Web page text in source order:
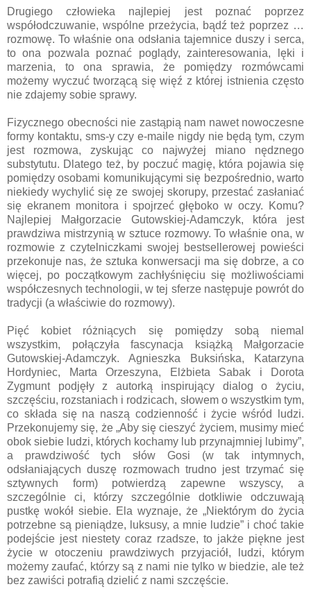
Drugiego człowieka najlepiej jest poznać poprzez
współodczuwanie, wspólne przeżycia, bądź też poprzez …
rozmowę. To właśnie ona odsłania tajemnice duszy i serca,
to ona pozwala poznać poglądy, zainteresowania, lęki i
marzenia, to ona sprawia, że pomiędzy rozmówcami
możemy wyczuć tworzącą się więź z której istnienia często
nie zdajemy sobie sprawy.
Fizycznego obecności nie zastąpią nam nawet nowoczesne
formy kontaktu, sms-y czy e-maile nigdy nie będą tym, czym
jest rozmowa, zyskując co najwyżej miano nędznego
substytutu. Dlatego też, by poczuć magię, która pojawia się
pomiędzy osobami komunikującymi się bezpośrednio, warto
niekiedy wychylić się ze swojej skorupy, przestać zasłaniać
się ekranem monitora i spojrzeć głęboko w oczy. Komu?
Najlepiej Małgorzacie Gutowskiej-Adamczyk, która jest
prawdziwa mistrzynią w sztuce rozmowy. To właśnie ona, w
rozmowie z czytelniczkami swojej bestsellerowej powieści
przekonuje nas, że sztuka konwersacji ma się dobrze, a co
więcej, po początkowym zachłyśnięciu się możliwościami
współczesnych technologii, w tej sferze następuje powrót do
tradycji (a właściwie do rozmowy).
Pięć kobiet różniących się pomiędzy sobą niemal
wszystkim, połączyła fascynacja książką Małgorzacie
Gutowskiej-Adamczyk. Agnieszka Buksińska, Katarzyna
Hordyniec, Marta Orzeszyna, Elżbieta Sabak i Dorota
Zygmunt podjęły z autorką inspirujący dialog o życiu,
szczęściu, rozstaniach i rodzicach, słowem o wszystkim tym,
co składa się na naszą codzienność i życie wśród ludzi.
Przekonujemy się, że „Aby się cieszyć życiem, musimy mieć
obok siebie ludzi, których kochamy lub przynajmniej lubimy”,
a prawdziwość tych słów Gosi (w tak intymnych,
odsłaniających duszę rozmowach trudno jest trzymać się
sztywnych form) potwierdzą zapewne wszyscy, a
szczególnie ci, którzy szczególnie dotkliwie odczuwają
pustkę wokół siebie. Ela wyznaje, że „Niektórym do życia
potrzebne są pieniądze, luksusy, a mnie ludzie” i choć takie
podejście jest niestety coraz rzadsze, to jakże piękne jest
życie w otoczeniu prawdziwych przyjaciół, ludzi, którym
możemy zaufać, którzy są z nami nie tylko w biedzie, ale też
bez zawiści potrafią dzielić z nami szczęście.